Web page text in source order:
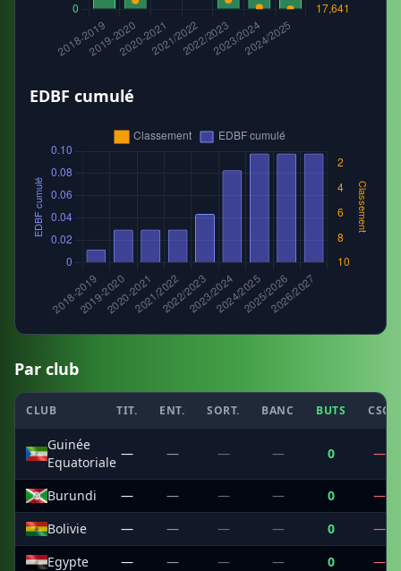
EDBF cumulé
Par club
CLUB TIT. ENT. SORT. BANC BUTS CSC
Guinée
Equatoriale
— — — — 0 —
Burundi — — — — 0
—
Bolivie
— — — — 0
—
Egypte
— — — — 0
—